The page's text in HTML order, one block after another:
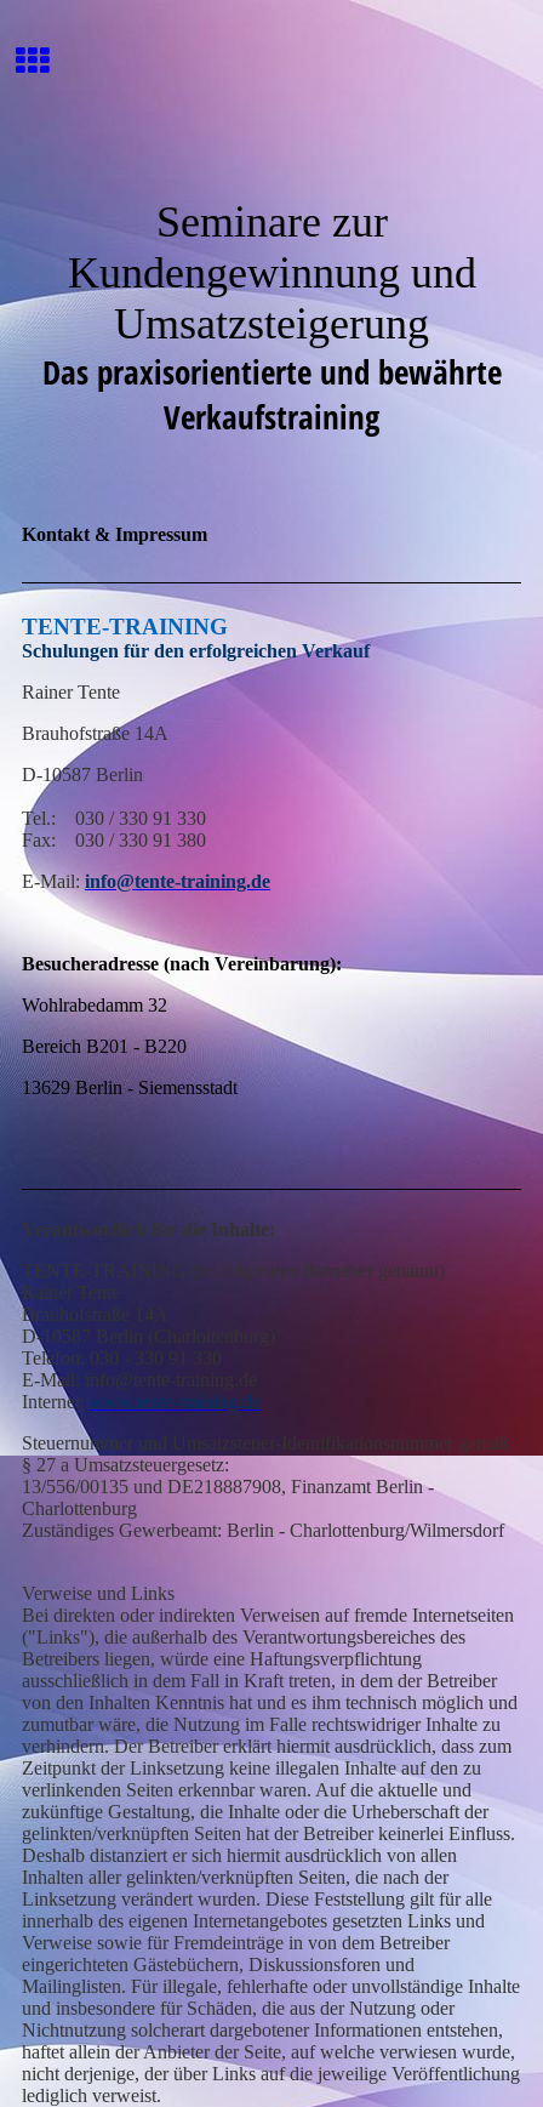
Seminare zur
Kundengewinnung und
Umsatzsteigerung
Das praxisorientierte und bewährte
Verkaufstraining
Kontakt & Impressum
TENTE-TRAINING
Schulungen für den erfolgreichen Verkauf
Rainer Tente
Brauhofstraße 14A
D-10587 Berlin
Tel.: 030 / 330 91 330
Fax: 030 / 330 91 380
E-Mail: info@tente-training.de
Besucheradresse (nach Vereinbarung):
Wohlrabedamm 32
Bereich B201 - B220
13629 Berlin - Siemensstadt
Verantwortlich für die Inhalte:
TENTE-TRAINING (im folgenden Betreiber genannt)
Rainer Tente
Brauhofstraße 14A
D-10587 Berlin (Charlottenburg)
Telefon: 030 - 330 91 330
E-Mail: info@tente-training.de
Internet: www.tente-training.de
Steuernummer und Umsatzsteuer-Identifikationsnummer gemäß
§ 27 a Umsatzsteuergesetz:
13/556/00135 und DE218887908, Finanzamt Berlin -
Charlottenburg
Zuständiges Gewerbeamt: Berlin - Charlottenburg/Wilmersdorf
Verweise und Links
Bei direkten oder indirekten Verweisen auf fremde Internetseiten
("Links"), die außerhalb des Verantwortungsbereiches des
Betreibers liegen, würde eine Haftungsverpflichtung
ausschließlich in dem Fall in Kraft treten, in dem der Betreiber
von den Inhalten Kenntnis hat und es ihm technisch möglich und
zumutbar wäre, die Nutzung im Falle rechtswidriger Inhalte zu
verhindern. Der Betreiber erklärt hiermit ausdrücklich, dass zum
Zeitpunkt der Linksetzung keine illegalen Inhalte auf den zu
verlinkenden Seiten erkennbar waren. Auf die aktuelle und
zukünftige Gestaltung, die Inhalte oder die Urheberschaft der
gelinkten/verknüpften Seiten hat der Betreiber keinerlei Einfluss.
Deshalb distanziert er sich hiermit ausdrücklich von allen
Inhalten aller gelinkten/verknüpften Seiten, die nach der
Linksetzung verändert wurden. Diese Feststellung gilt für alle
innerhalb des eigenen Internetangebotes gesetzten Links und
Verweise sowie für Fremdeinträge in von dem Betreiber
eingerichteten Gästebüchern, Diskussionsforen und
Mailinglisten. Für illegale, fehlerhafte oder unvollständige Inhalte
und insbesondere für Schäden, die aus der Nutzung oder
Nichtnutzung solcherart dargebotener Informationen entstehen,
haftet allein der Anbieter der Seite, auf welche verwiesen wurde,
nicht derjenige, der über Links auf die jeweilige Veröffentlichung
lediglich verweist.